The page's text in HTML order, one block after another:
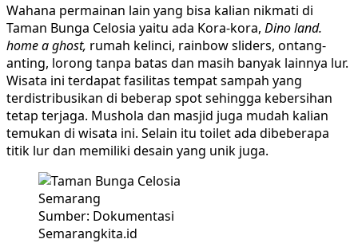
Wahana permainan lain yang bisa kalian nikmati di
Taman Bunga Celosia yaitu ada Kora-kora, Dino land.
home a ghost, rumah kelinci, rainbow sliders, ontang-
anting, lorong tanpa batas dan masih banyak lainnya lur.
Wisata ini terdapat fasilitas tempat sampah yang
terdistribusikan di beberap spot sehingga kebersihan
tetap terjaga. Mushola dan masjid juga mudah kalian
temukan di wisata ini. Selain itu toilet ada dibeberapa
titik lur dan memiliki desain yang unik juga.
Sumber: Dokumentasi
Semarangkita.id